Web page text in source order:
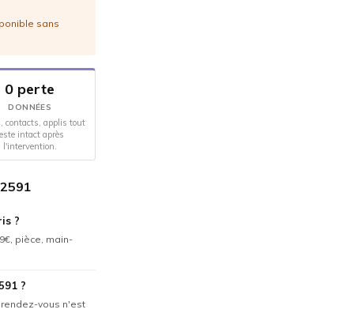
sans
0 perte
DONNÉES
contacts, applis tout
intact après
l'intervention.
?
pièce, main-
?
vous n'est